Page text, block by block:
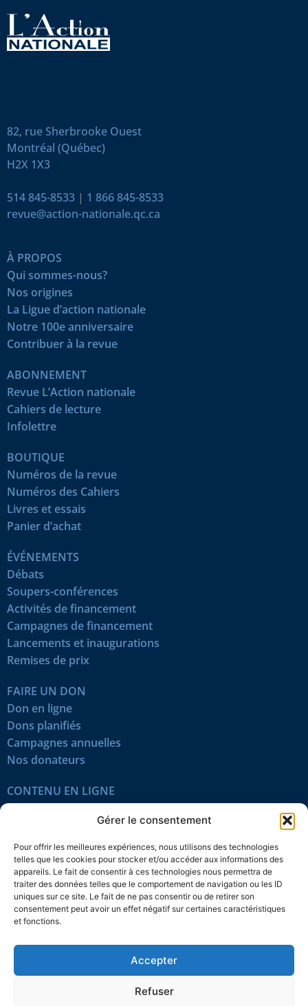
Gérer le consentement
Pour offrir les meilleures expériences, nous utilisons des technologies
telles que les cookies pour stocker et/ou accéder aux informations des
appareils. Le fait de consentir à ces technologies nous permettra de
traiter des données telles que le comportement de navigation ou les ID
uniques sur ce site. Le fait de ne pas consentir ou de retirer son
consentement peut avoir un effet négatif sur certaines caractéristiques
et fonctions.
Accepter
Refuser
82, rue Sherbrooke Ouest
Montréal (Québec)
H2X 1X3
514 845-8533 | 1 866 845-8533
revue@action-nationale.qc.ca
À PROPOS
Qui sommes-nous?
Nos origines
La Ligue d’action nationale
Notre 100e anniversaire
Contribuer à la revue
ABONNEMENT
Revue L’Action nationale
Cahiers de lecture
Infolettre
BOUTIQUE
Numéros de la revue
Numéros des Cahiers
Livres et essais
Panier d’achat
ÉVÉNEMENTS
Débats
Soupers-conférences
Activités de financement
Campagnes de financement
Lancements et inaugurations
Remises de prix
FAIRE UN DON
Don en ligne
Dons planifiés
Campagnes annuelles
Nos donateurs
CONTENU EN LIGNE
Tous les articles
Œuvres du mois
En vidéo
SUIVEZ-NOUS
Mentions légales